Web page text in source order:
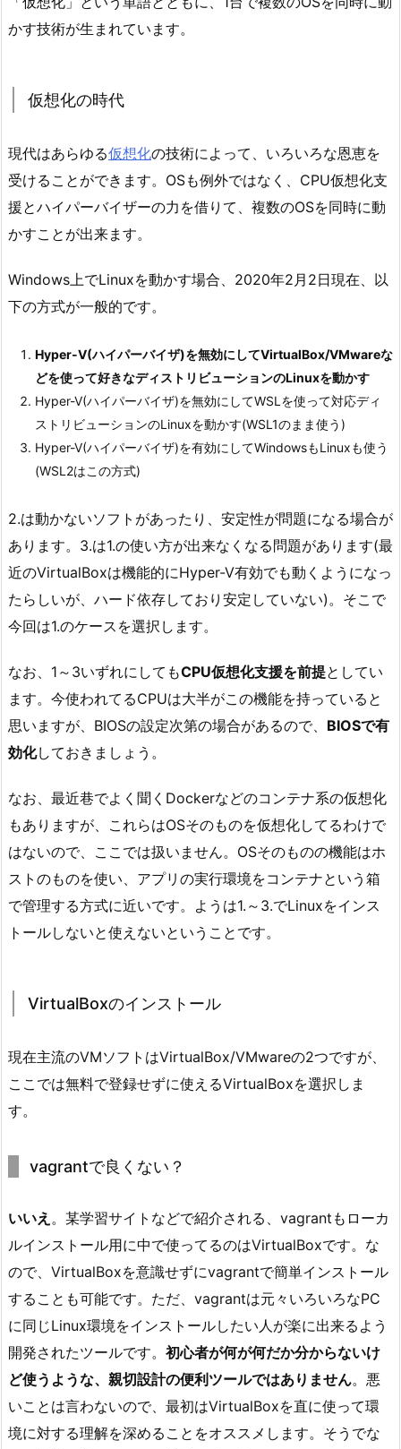
かす技術が生まれています。
仮想化の時代
現代はあらゆる仮想化の技術によって、いろいろな恩恵を
受けることができます。OSも例外ではなく、CPU仮想化支
援とハイパーバイザーの力を借りて、複数のOSを同時に動
かすことが出来ます。
Windows上でLinuxを動かす場合、2020年2月2日現在、以
下の方式が一般的です。
Hyper-V(ハイパーバイザ)を無効にしてVirtualBox/VMwareな
どを使って好きなディストリビューションのLinuxを動かす
Hyper-V(ハイパーバイザ)を無効にしてWSLを使って対応ディ
ストリビューションのLinuxを動かす(WSL1のまま使う)
Hyper-V(ハイパーバイザ)を有効にしてWindowsもLinuxも使う
(WSL2はこの方式)
2.は動かないソフトがあったり、安定性が問題になる場合が
あります。3.は1.の使い方が出来なくなる問題があります(最
近のVirtualBoxは機能的にHyper-V有効でも動くようになっ
たらしいが、ハード依存しており安定していない)。そこで
今回は1.のケースを選択します。
なお、1～3いずれにしてもCPU仮想化支援を前提としてい
ます。今使われてるCPUは大半がこの機能を持っていると
思いますが、BIOSの設定次第の場合があるので、 BIOSで有
効化しておきましょう。
なお、最近巷でよく聞くDockerなどのコンテナ系の仮想化
もありますが、これらはOSそのものを仮想化してるわけで
はないので、ここでは扱いません。OSそのものの機能はホ
ストのものを使い、アプリの実行環境をコンテナという箱
で管理する方式に近いです。ようは1.～3.でLinuxをインス
トールしないと使えないということです。
VirtualBoxのインストール
現在主流のVMソフトはVirtualBox/VMwareの2つですが、
ここでは無料で登録せずに使えるVirtualBoxを選択しま
す。
vagrantで良くない？
いいえ 。某学習サイトなどで紹介される、vagrantもローカ
ルインストール用に中で使ってるのはVirtualBoxです。な
ので、VirtualBoxを意識せずにvagrantで簡単インストール
することも可能です。ただ、vagrantは元々いろいろなPC
に同じLinux環境をインストールしたい人が楽に出来るよう
開発されたツールです。 初心者が何が何だか分からないけ
ど使うような、親切設計の便利ツールではありません。悪
いことは言わないので、最初はVirtualBoxを直に使って環
境に対する理解を深めることをオススメします。そうでな